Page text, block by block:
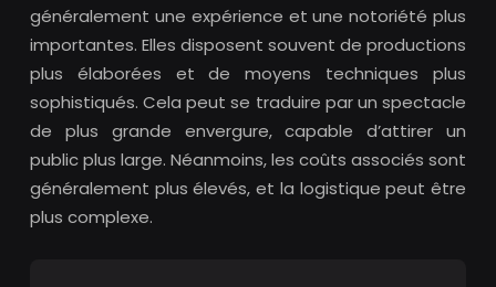
généralement une expérience et une notoriété plus
importantes. Elles disposent souvent de productions
plus élaborées et de moyens techniques plus
sophistiqués. Cela peut se traduire par un spectacle
de plus grande envergure, capable d’attirer un
public plus large. Néanmoins, les coûts associés sont
généralement plus élevés, et la logistique peut être
plus complexe.